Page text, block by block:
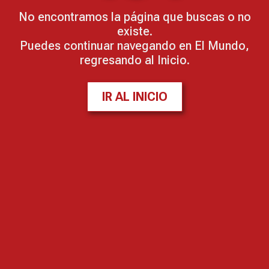
No encontramos la página que buscas o no
existe.
Puedes continuar navegando en El Mundo,
regresando al Inicio.
IR AL INICIO